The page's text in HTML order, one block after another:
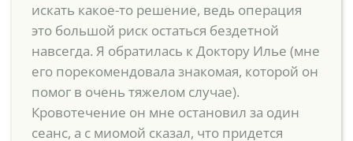
искать какое-то решение, ведь операция
это большой риск остаться бездетной
навсегда. Я обратилась к Доктору Илье (мне
его порекомендовала знакомая, которой он
помог в очень тяжелом случае).
Кровотечение он мне остановил за один
сеанс, а с миомой сказал, что придется